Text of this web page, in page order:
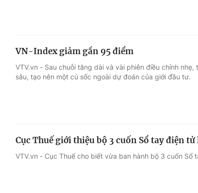
VN-Index giảm gần 95 điểm
VTV.vn - Sau chuỗi tăng dài và vài phiên điều chỉnh
sâu, tạo nên một cú sốc ngoài dự đoán của giới đầu tư.
Cục Thuế giới thiệu bộ 3 cuốn Sổ tay điện
VTV.vn - Cục Thuế cho biết vừa ban hành bộ 3 cuốn Sổ